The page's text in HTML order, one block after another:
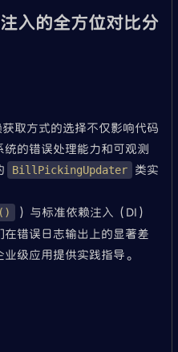
入的全方位对比分
取方式的选择不仅影响代码
的错误处理能力和可观测
BillPickingUpdater
类实
）与标准依赖注入（DI）
错误日志输出上的显著差
级应用提供实践指导。